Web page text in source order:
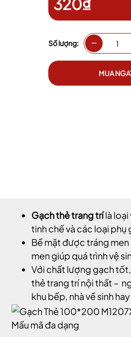
320₫
Số lượng:
MUA
Gạch thẻ trang trílà loại
tinh chế và các loại
Bề mặt được tráng
men giúp quá trình vệ
Với chất lượng gạch
thẻ trang trí nội thất –
khu bếp, nhà về sinh
Mấu mã đa dạng